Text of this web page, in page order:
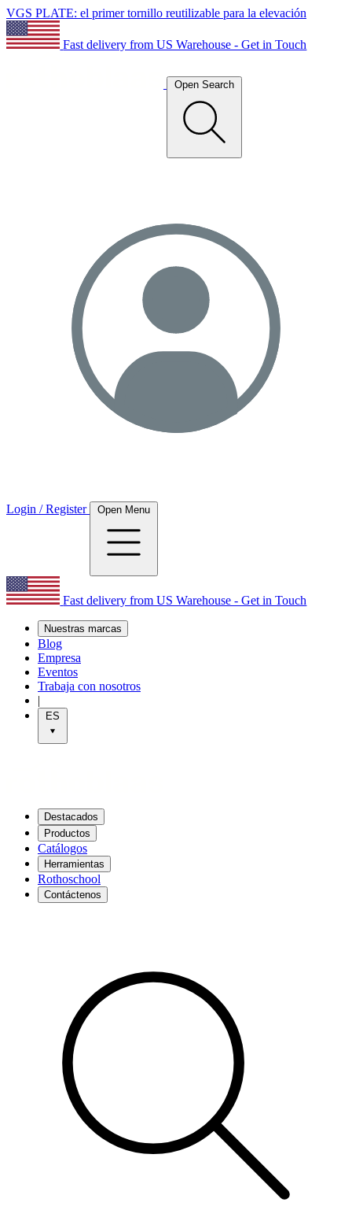
VGS PLATE: el primer tornillo reutilizable para la elevación
Fast delivery from US Warehouse - Get in Touch
Open Search
Login / Register Open Menu
Fast delivery from US Warehouse - Get in Touch
Nuestras marcas
Blog
Empresa
Eventos
Trabaja con nosotros
|
ES
Destacados
Productos
Catálogos
Herramientas
Rothoschool
Contáctenos